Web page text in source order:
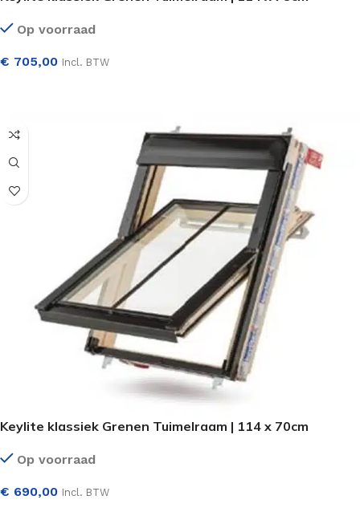
Op voorraad
€ 705,00 Incl. BTW
Keylite klassiek Grenen Tuimelraam | 114 x 70cm
Op voorraad
€ 690,00 Incl. BTW